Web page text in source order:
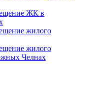
ЖК в
жилого
жилого
Челнах